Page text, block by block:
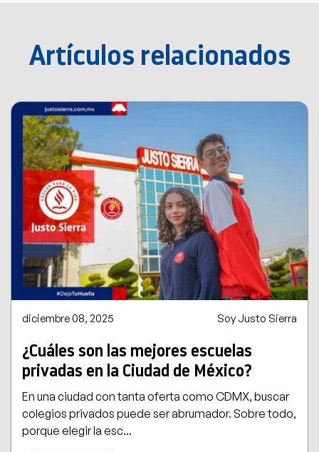
Artículos relacionados
diciembre 08, 2025 Soy Justo Sierra
¿Cuáles son las mejores escuelas
privadas en la Ciudad de México?
En una ciudad con tanta oferta como CDMX, buscar
colegios privados puede ser abrumador. Sobre todo,
porque elegir la esc...